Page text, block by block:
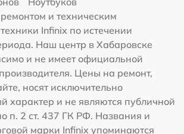
и техническим
Infinix по истечении
Наш центр в Хабаровске
и не имеет официальной
Цены на ремонт,
носят исключительно
характер и не являются публичной
п. 2 ст. 437 ГК РФ. Названия и
марки Infinix упоминаются